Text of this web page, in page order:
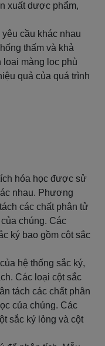
xuất dược phẩm,
cầu khác nhau
thấm và khả
loại màng lọc phù
quả của quá trình
hóa học được sử
nhau. Phương
các chất phân tử
chúng. Các
ký bao gồm cột sắc
hệ thống sắc ký,
Các loại cột sắc
tách các chất phân
của chúng. Các
sắc ký lỏng và cột